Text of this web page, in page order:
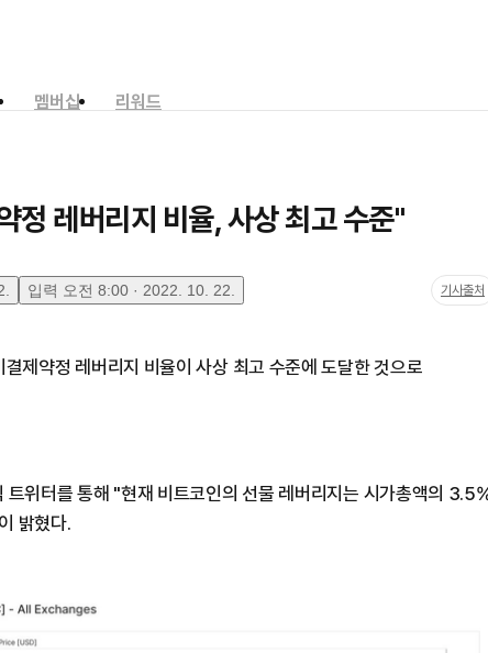
멤버십
리워드
정 레버리지 비율, 사상 최고 수준"
입력 오전 8:00 · 2022. 10. 22. 기사출처
제약정 레버리지 비율이 사상 최고 수준에 도달한 것으로
위터를 통해 "현재 비트코인의 선물 레버리지는 시가총액의
밝혔다.